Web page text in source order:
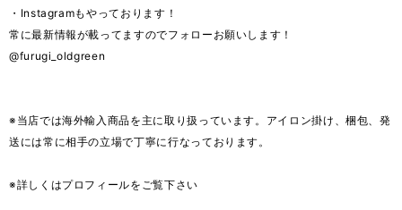
・Instagramもやっております！
常に最新情報が載ってますのでフォローお願いします！
@furugi_oldgreen
※当店では海外輸入商品を主に取り扱っています。アイロン掛け、梱包、発
送には常に相手の立場で丁寧に行なっております。
※詳しくはプロフィールをご覧下さい